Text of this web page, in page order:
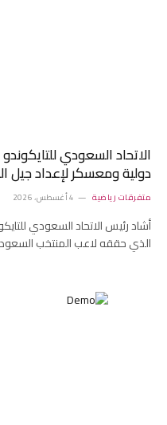
الاتحاد السعودي
دولية ومعسكر لإعداد جيل
متفرقات رياضية 4 أغسطس، 2026
أشاد رئيس الاتحاد السعودي
الذي حققه لاعب المنتخب